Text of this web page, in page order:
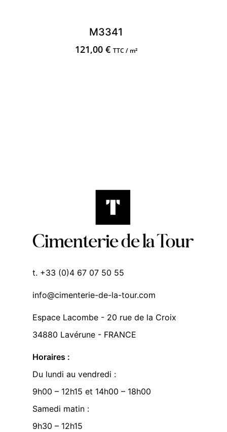
M3341
121,00 € TTC / m²
t. +33 (0)4 67 07 50 55
info@cimenterie-de-la-tour.com
Espace Lacombe - 20 rue de la Croix
34880 Lavérune - FRANCE
Horaires :
Du lundi au vendredi :
9h00 – 12h15 et 14h00 – 18h00
Samedi matin :
9h30 – 12h15